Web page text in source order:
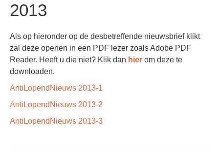
2013
Als op hieronder op de desbetreffende nieuwsbrief klikt
zal deze openen in een PDF lezer zoals Adobe PDF
Reader. Heeft u die niet? Klik dan hier om deze te
downloaden.
AntiLopendNieuws 2013-1
AntiLopendNieuws 2013-2
AntiLopendNieuws 2013-3